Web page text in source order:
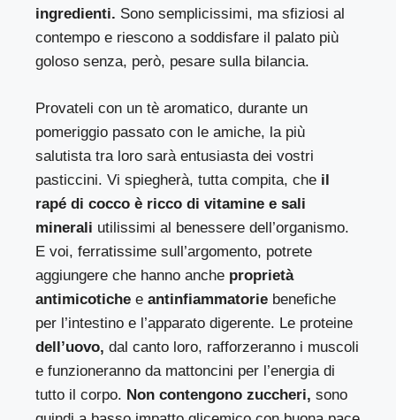
ingredienti. Sono semplicissimi, ma sfiziosi al
contempo e riescono a soddisfare il palato più
goloso senza, però, pesare sulla bilancia.
Provateli con un tè aromatico, durante un
pomeriggio passato con le amiche, la più
salutista tra loro sarà entusiasta dei vostri
pasticcini. Vi spiegherà, tutta compita, che il
rapé di cocco è ricco di vitamine e sali
minerali utilissimi al benessere dell’organismo.
E voi, ferratissime sull’argomento, potrete
aggiungere che hanno anche proprietà
antimicotiche eantinfiammatorie benefiche
per l’intestino e l’apparato digerente. Le proteine
dell’uovo, dal canto loro, rafforzeranno i muscoli
e funzioneranno da mattoncini per l’energia di
tutto il corpo. Non contengono zuccheri, sono